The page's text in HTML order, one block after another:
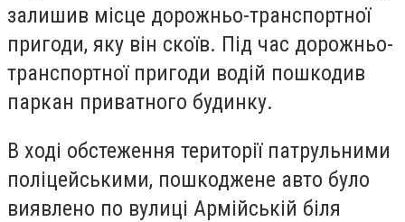
залишив місце дорожньо-транспортної
пригоди, яку він скоїв. Під час дорожньо-
транспортної пригоди водій пошкодив
паркан приватного будинку.
В ході обстеження території патрульними
поліцейськими, пошкоджене авто було
виявлено по вулиці Армійській біля